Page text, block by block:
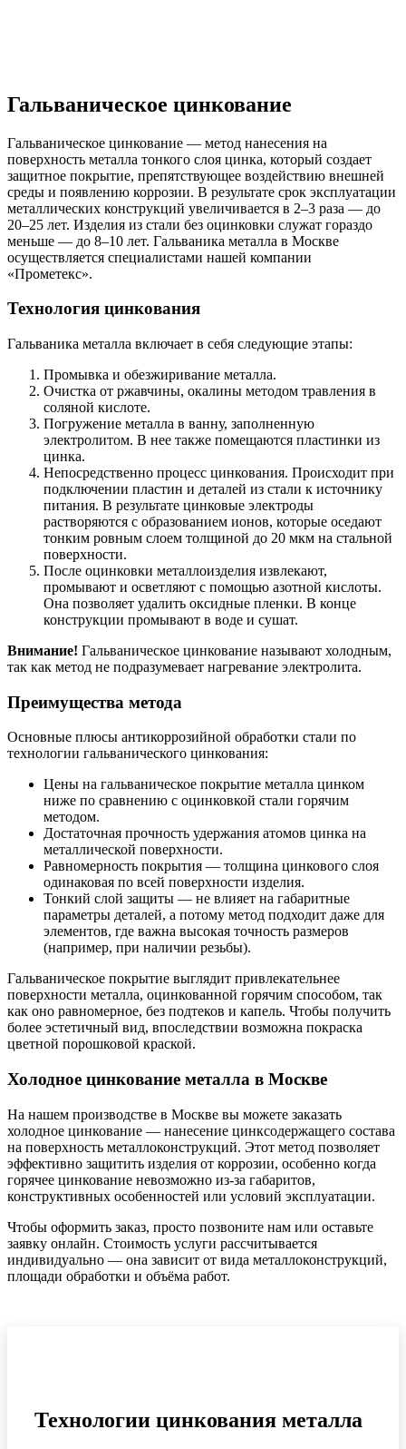
Гальваническое цинкование
Гальваническое цинкование — метод нанесения на
поверхность металла тонкого слоя цинка, который создает
защитное покрытие, препятствующее воздействию внешней
среды и появлению коррозии. В результате срок эксплуатации
металлических конструкций увеличивается в 2–3 раза — до
20–25 лет. Изделия из стали без оцинковки служат гораздо
меньше — до 8–10 лет. Гальваника металла в Москве
осуществляется специалистами нашей компании
«Прометекс».
Технология цинкования
Гальваника металла включает в себя следующие этапы:
Промывка и обезжиривание металла.
Очистка от ржавчины, окалины методом травления в
соляной кислоте.
Погружение металла в ванну, заполненную
электролитом. В нее также помещаются пластинки из
цинка.
Непосредственно процесс цинкования. Происходит при
подключении пластин и деталей из стали к источнику
питания. В результате цинковые электроды
растворяются с образованием ионов, которые оседают
тонким ровным слоем толщиной до 20 мкм на стальной
поверхности.
После оцинковки металлоизделия извлекают,
промывают и осветляют с помощью азотной кислоты.
Она позволяет удалить оксидные пленки. В конце
конструкции промывают в воде и сушат.
Внимание! Гальваническое цинкование называют холодным,
так как метод не подразумевает нагревание электролита.
Преимущества метода
Основные плюсы антикоррозийной обработки стали по
технологии гальванического цинкования:
Цены на гальваническое покрытие металла цинком
ниже по сравнению с оцинковкой стали горячим
методом.
Достаточная прочность удержания атомов цинка на
металлической поверхности.
Равномерность покрытия — толщина цинкового слоя
одинаковая по всей поверхности изделия.
Тонкий слой защиты — не влияет на габаритные
параметры деталей, а потому метод подходит даже для
элементов, где важна высокая точность размеров
(например, при наличии резьбы).
Гальваническое покрытие выглядит привлекательнее
поверхности металла, оцинкованной горячим способом, так
как оно равномерное, без подтеков и капель. Чтобы получить
более эстетичный вид, впоследствии возможна покраска
цветной порошковой краской.
Холодное цинкование металла в Москве
На нашем производстве в Москве вы можете заказать
холодное цинкование — нанесение цинксодержащего состава
на поверхность металлоконструкций. Этот метод позволяет
эффективно защитить изделия от коррозии, особенно когда
горячее цинкование невозможно из-за габаритов,
конструктивных особенностей или условий эксплуатации.
Чтобы оформить заказ, просто позвоните нам или оставьте
заявку онлайн. Стоимость услуги рассчитывается
индивидуально — она зависит от вида металлоконструкций,
площади обработки и объёма работ.
Технологии цинкования металла